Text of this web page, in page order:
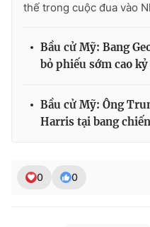
thế trong cuộc đua vào
Bầu cử Mỹ: Bang
bỏ phiếu sớm cao
Bầu cử Mỹ: Ông
Harris tại bang
0 0